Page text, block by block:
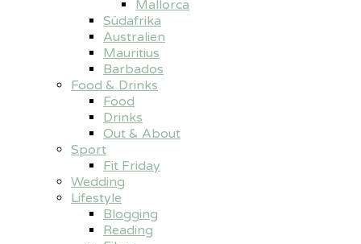
Mallorca
Südafrika
Australien
Mauritius
Barbados
Food & Drinks
Food
Drinks
Out & About
Sport
Fit Friday
Wedding
Lifestyle
Blogging
Reading